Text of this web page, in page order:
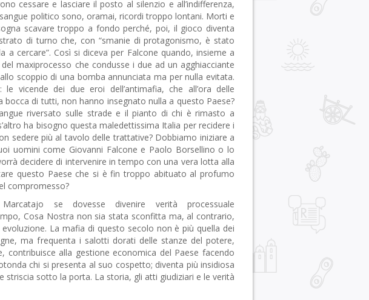
cessare e lasciare il posto al silenzio e all’indifferenza,
politico sono, oramai, ricordi troppo lontani. Morti e
scavare troppo a fondo perché, poi, il gioco diventa
di turno che, con “smanie di protagonismo, è stato
a cercare”. Così si diceva per Falcone quando, insieme a
maxiprocesso che condusse i due ad un agghiacciante
scoppio di una bomba annunciata ma per nulla evitata.
le vicende dei due eroi dell’antimafia, che all’ora delle
di tutti, non hanno insegnato nulla a questo Paese?
riversato sulle strade e il pianto di chi è rimasto a
ha bisogno questa maledettissima Italia per recidere i
sedere più al tavolo delle trattative? Dobbiamo iniziare a
uomini come Giovanni Falcone e Paolo Borsellino o lo
decidere di intervenire in tempo con una vera lotta alla
questo Paese che si è fin troppo abituato al profumo
compromesso?
se dovesse divenire verità processuale
Cosa Nostra non sia stata sconfitta ma, al contrario,
La mafia di questo secolo non è più quella dei
ma frequenta i salotti dorati delle stanze del potere,
contribuisce alla gestione economica del Paese facendo
chi si presenta al suo cospetto; diventa più insidiosa
striscia sotto la porta. La storia, gli atti giudiziari e le verità